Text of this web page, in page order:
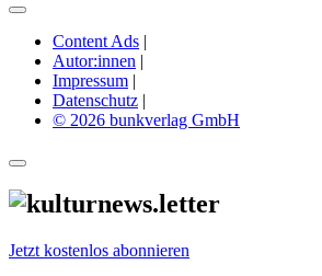
Content Ads |
Autor:innen |
Impressum |
Datenschutz |
© 2026 bunkverlag GmbH
Jetzt kostenlos abonnieren